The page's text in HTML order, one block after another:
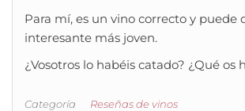
Para mí, es un vino correcto y puede
interesante más joven.
¿Vosotros lo habéis catado? ¿Qué os
Categoría Reseñas de vinos